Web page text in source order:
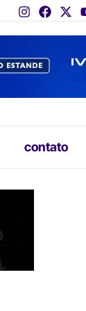
contato